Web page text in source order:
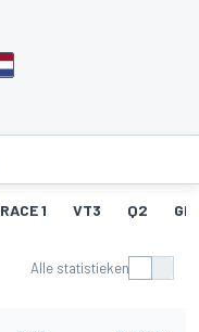
RACE 1 VT3 Q2
Alle statistieken